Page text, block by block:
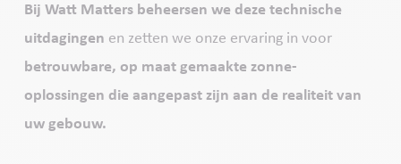
Bij Watt Matters beheersen we deze technische
uitdagingen en zetten we onze ervaring in voor
betrouwbare, op maat gemaakte zonne-
oplossingen die aangepast zijn aan de realiteit van
uw gebouw.